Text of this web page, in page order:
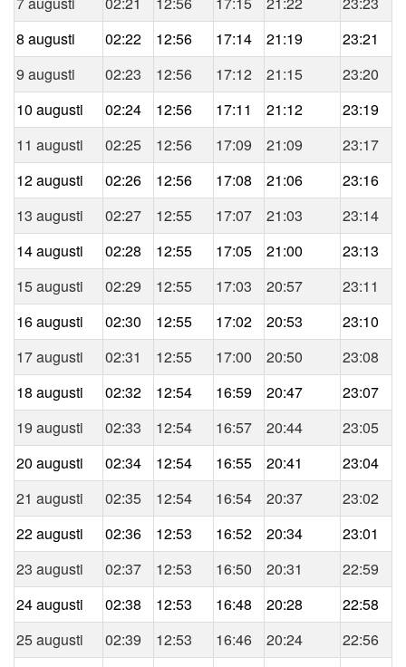
8 augusti
02:22 12:56 17:14 21:19
23:21
9 augusti
02:23 12:56 17:12 21:15
23:20
10 augusti
02:24 12:56 17:11 21:12
23:19
11 augusti
02:25 12:56 17:09 21:09
23:17
12 augusti
02:26 12:56 17:08 21:06
23:16
13 augusti
02:27 12:55 17:07 21:03
23:14
14 augusti
02:28 12:55 17:05 21:00
23:13
15 augusti
02:29 12:55 17:03 20:57
23:11
16 augusti
02:30 12:55 17:02 20:53
23:10
17 augusti
02:31 12:55 17:00 20:50
23:08
18 augusti
02:32 12:54 16:59 20:47
23:07
19 augusti
02:33 12:54 16:57 20:44
23:05
20 augusti
02:34 12:54 16:55 20:41
23:04
21 augusti
02:35 12:54 16:54 20:37
23:02
22 augusti
02:36 12:53 16:52 20:34
23:01
23 augusti
02:37 12:53 16:50 20:31
22:59
24 augusti
02:38 12:53 16:48 20:28
22:58
25 augusti
02:39 12:53 16:46 20:24
22:56